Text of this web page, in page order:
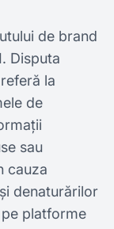
de brand
Disputa
la
de
sau
cauza
denaturărilor
platforme